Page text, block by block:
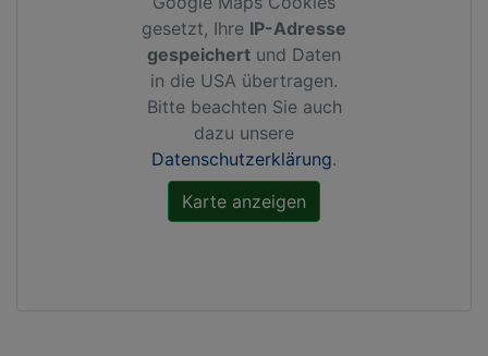
gesetzt, Ihre IP-Adresse
gespeichert und Daten
in die USA übertragen.
Bitte beachten Sie auch
dazu unsere
Datenschutzerklärung.